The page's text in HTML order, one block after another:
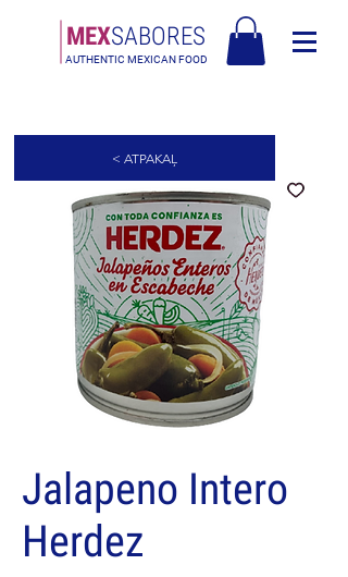
MEXSABORES
AUTHENTIC MEXICAN FOOD
Jalapeno Intero
Herdez
< ATPAKAĻ